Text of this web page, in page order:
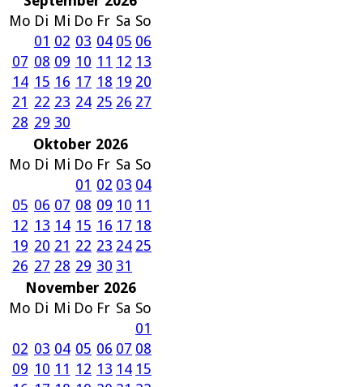
Mo Di Mi Do Fr Sa So
01 02 03 04 05 06
07 08 09 10 11 12 13
14 15 16 17 18 19 20
21 22 23 24 25 26 27
28 29 30
Oktober 2026
Mo Di Mi Do Fr Sa So
01 02 03 04
05 06 07 08 09 10 11
12 13 14 15 16 17 18
19 20 21 22 23 24 25
26 27 28 29 30 31
November 2026
Mo Di Mi Do Fr Sa So
01
02 03 04 05 06 07 08
09 10 11 12 13 14 15